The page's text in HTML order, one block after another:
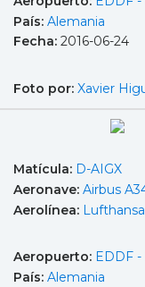
País: Alemania
Fecha: 2016-06-24
Foto por: Xavier
Matícula: D-AIGX
Aeronave: Airbus
Aerolínea: Lufthansa
Aeropuerto: EDDF
País: Alemania